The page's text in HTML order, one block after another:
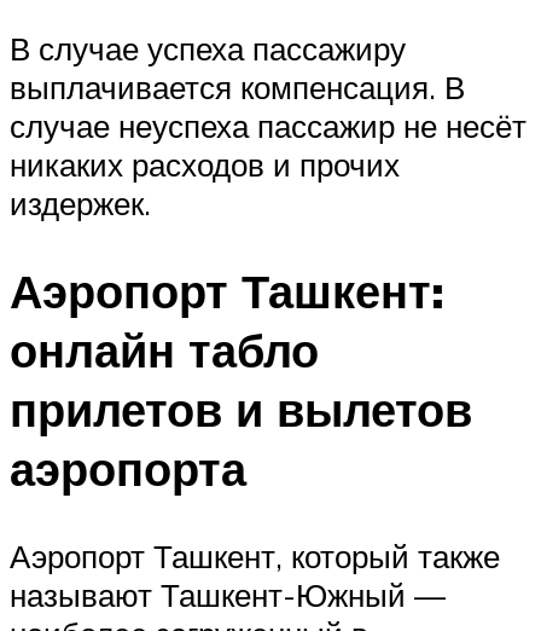
В случае успеха пассажиру
выплачивается компенсация. В
случае неуспеха пассажир не несёт
никаких расходов и прочих
издержек.
Аэропорт Ташкент:
онлайн табло
прилетов и вылетов
аэропорта
Аэропорт Ташкент, который также
называют Ташкент-Южный —